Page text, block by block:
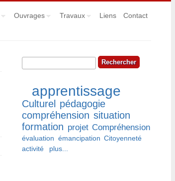
Ouvrages Travaux Liens Contact
Formulaire de recherche
Rechercher
apprentissage
Culturel pédagogie
compréhension situation
formation projet Compréhension
évaluation émancipation Citoyenneté
activité
plus...